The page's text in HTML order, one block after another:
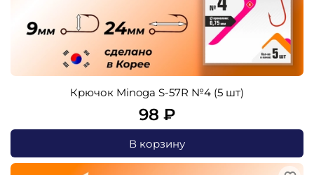
Крючок Minoga S-57R №4 (5 шт)
98 ₽
В корзину